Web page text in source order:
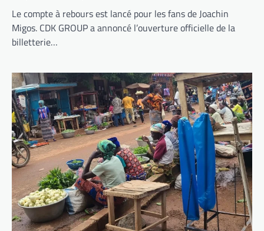
Le compte à rebours est lancé pour les fans de Joachin
Migos. CDK GROUP a annoncé l’ouverture officielle de la
billetterie…